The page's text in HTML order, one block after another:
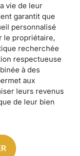
vie de leur
garantit que
personnalisé
le propriétaire,
recherchée
respectueuse
à des
aux
leurs revenus
de leur bien